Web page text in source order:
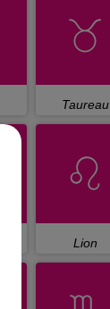
Taureau
Lion